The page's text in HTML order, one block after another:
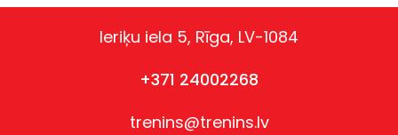
Ieriķu iela 5, Rīga, LV-1084
+371 24002268
trenins@trenins.lv